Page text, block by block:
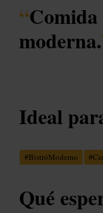
“
moderna.
Ideal
#BistróModerno #
Qué